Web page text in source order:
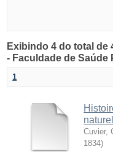
Exibindo 4 do total de
- Faculdade de Saúde
1
Cuvier,
1834)